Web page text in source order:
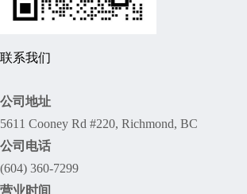
联系我们
公司地址
5611 Cooney Rd #220, Richmond, BC
公司电话
(604) 360-7299
营业时间